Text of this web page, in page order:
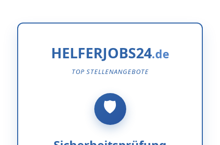
HELFERJOBS24
TOP STELLENANGEBOTE